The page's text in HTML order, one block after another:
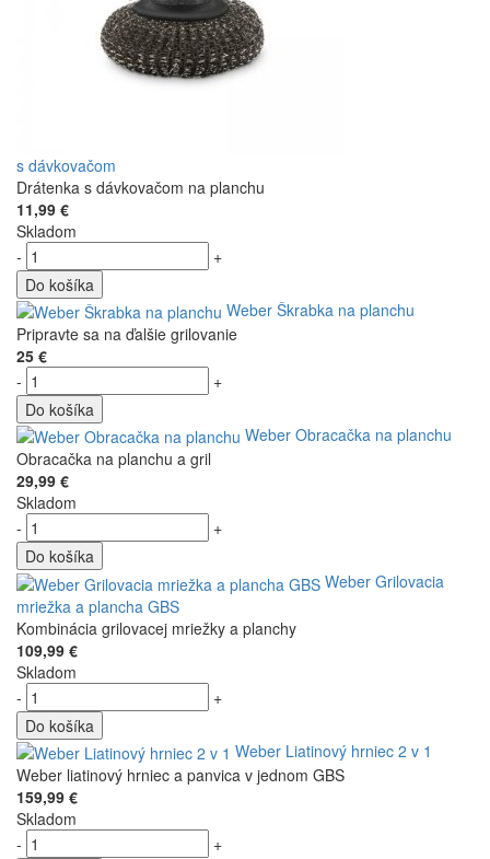
s dávkovačom
Drátenka s dávkovačom na planchu
11,99 €
Skladom
-
+
Do košíka
Weber Škrabka na planchu
Pripravte sa na ďalšie grilovanie
25 €
-
+
Do košíka
Weber Obracačka na planchu
Obracačka na planchu a gril
29,99 €
Skladom
-
+
Do košíka
Weber Grilovacia
mriežka a plancha GBS
Kombinácia grilovacej mriežky a planchy
109,99 €
Skladom
-
+
Do košíka
Weber Liatinový hrniec 2 v 1
Weber liatinový hrniec a panvica v jednom GBS
159,99 €
Skladom
-
+